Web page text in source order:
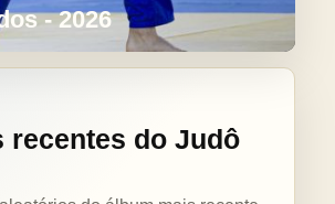
- 2026
recentes do Judô